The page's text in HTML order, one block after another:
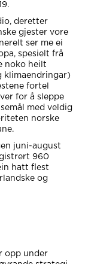
deretter
gjester vore
ser me ei
spesielt frå
noko heilt
klimaendringar)
fortel
for å sleppe
med veldig
norske
juni-august
960
hatt flest
og
opp under